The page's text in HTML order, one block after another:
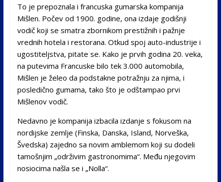
To je prepoznala i francuska gumarska kompanija
Mišlen. Počev od 1900. godine, ona izdaje godišnji
vodič koji se smatra zbornikom prestižnih i pažnje
vrednih hotela i restorana. Otkud spoj auto-industrije i
ugostiteljstva, pitate se. Kako je prvih godina 20. veka,
na putevima Francuske bilo tek 3.000 automobila,
Mišlen je želeo da podstakne potražnju za njima, i
posledično gumama, tako što je odštampao prvi
Mišlenov vodič.
Nedavno je kompanija izbacila izdanje s fokusom na
nordijske zemlje (Finska, Danska, Island, Norveška,
Švedska) zajedno sa novim amblemom koji su dodeli
tamošnjim „održivim gastronomima“. Među njegovim
nosiocima našla se i „Nolla“.